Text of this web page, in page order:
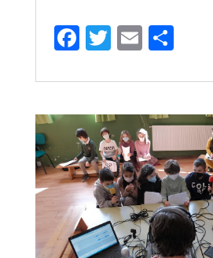
Fa
bo
ok
T
tt
er
E
ail
Sh
e